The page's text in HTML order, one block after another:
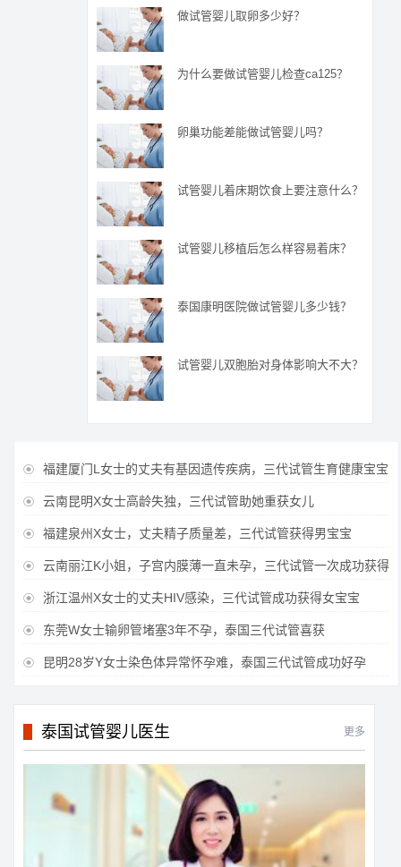
做试管婴儿取卵多少好？
为什么要做试管婴儿检查ca125？
卵巢功能差能做试管婴儿吗？
试管婴儿着床期饮食上要注意什么？
试管婴儿移植后怎么样容易着床？
泰国康明医院做试管婴儿多少钱？
试管婴儿双胞胎对身体影响大不大？
 福建厦门L女士的丈夫有基因遗传疾病，三代试管生育健康宝宝
 云南昆明X女士高龄失独，三代试管助她重获女儿
 福建泉州X女士，丈夫精子质量差，三代试管获得男宝宝
 云南丽江K小姐，子宫内膜薄一直未孕，三代试管一次成功获得
 浙江温州X女士的丈夫HIV感染，三代试管成功获得女宝宝
 东莞W女士输卵管堵塞3年不孕，泰国三代试管喜获
 昆明28岁Y女士染色体异常怀孕难，泰国三代试管成功好孕
泰国试管婴儿医生 更多